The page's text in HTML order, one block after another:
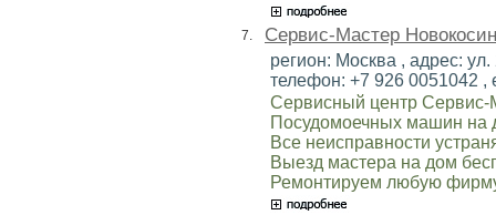
7. Сервис-Мастер
регион: Москва , адрес:
телефон: +7 926 0051042 ,
Сервисный центр Сервис-
Посудомоечных машин на
Все неисправности
Выезд мастера на дом
Ремонтируем любую